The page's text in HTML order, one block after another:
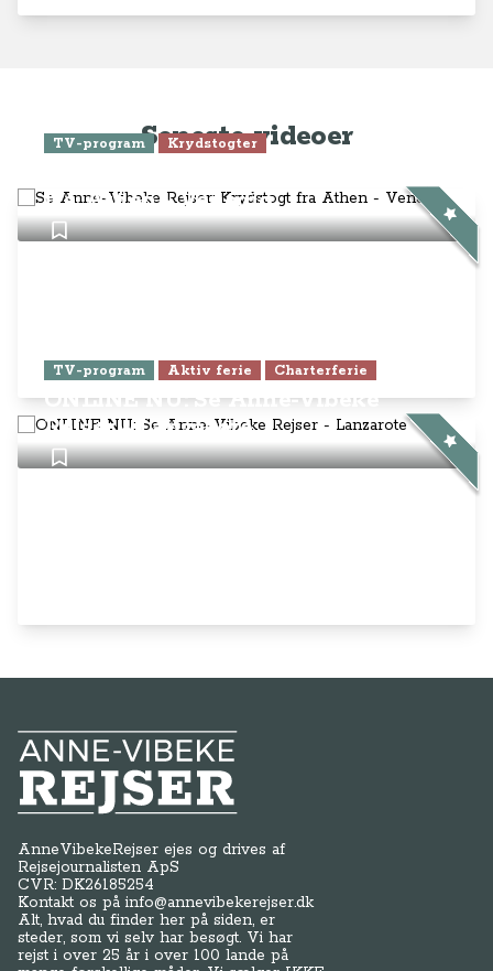
Seneste videoer
TV-program Krydstogter
fra Athen - Venedig
TV-program Aktiv ferie Charterferie
ONLINE NU: Se Anne-Vibeke
Rejser - Lanzarote
Anne-Vibeke Rejser
AnneVibekeRejser ejes og drives af
Rejsejournalisten ApS
CVR: DK26185254
Kontakt os påinfo@annevibekerejser.dk
Alt, hvad du finder her på siden, er
steder, som vi selv har besøgt. Vi har
rejst i over 25 år i over 100 lande på